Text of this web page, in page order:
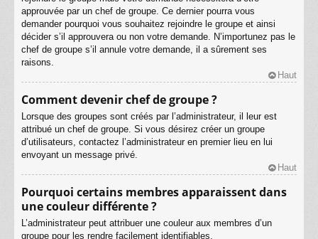
approuvée par un chef de groupe. Ce dernier pourra vous
demander pourquoi vous souhaitez rejoindre le groupe et ainsi
décider s’il approuvera ou non votre demande. N’importunez pas le
chef de groupe s’il annule votre demande, il a sûrement ses
raisons.
Haut
Comment devenir chef de groupe ?
Lorsque des groupes sont créés par l’administrateur, il leur est
attribué un chef de groupe. Si vous désirez créer un groupe
d’utilisateurs, contactez l’administrateur en premier lieu en lui
envoyant un message privé.
Haut
Pourquoi certains membres apparaissent dans
une couleur différente ?
L’administrateur peut attribuer une couleur aux membres d’un
groupe pour les rendre facilement identifiables.